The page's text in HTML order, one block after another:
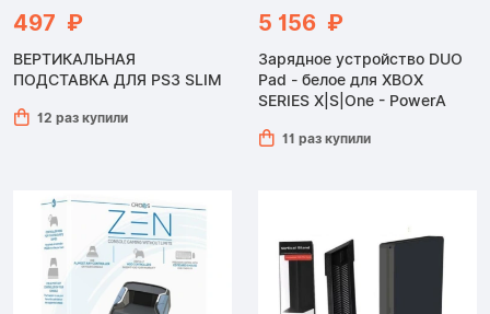
497 ₽
ВЕРТИКАЛЬНАЯ
ПОДСТАВКА ДЛЯ PS3 SLIM
12 раз купили
5 156 ₽
Зарядное устройство DUO
Pad - белое для XBOX
SERIES X|S|One - PowerA
11 раз купили